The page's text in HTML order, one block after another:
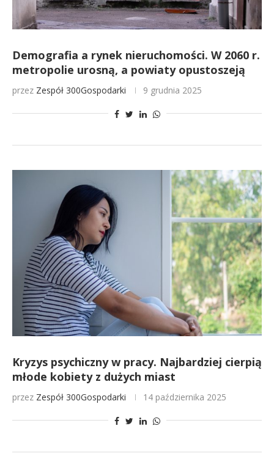
Demografia a rynek nieruchomości. W 2060 r.
metropolie urosną, a powiaty opustoszeją
przez Zespół 300Gospodarki 9 grudnia 2025
Kryzys psychiczny w pracy. Najbardziej cierpią
młode kobiety z dużych miast
przez Zespół 300Gospodarki 14 października 2025